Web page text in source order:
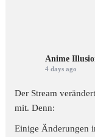
Anime
4 days ago
Der Stream
mit. Denn:
Einige Änderungen